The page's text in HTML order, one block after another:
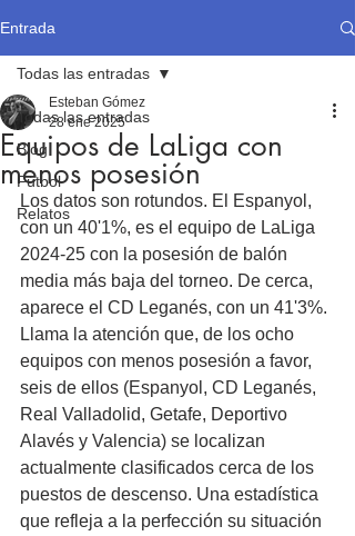
Entrada
Todas las entradas
Blog
Fútbol
Relatos
Todas las entradas
Equipos de LaLiga con
menos posesión
Esteban Gómez
28 ene 2025
Los datos son rotundos. El Espanyol,
con un 40'1%, es el equipo de LaLiga
2024-25 con la posesión de balón
media más baja del torneo. De cerca,
aparece el CD Leganés, con un 41'3%.
Llama la atención que, de los ocho
equipos con menos posesión a favor,
seis de ellos (Espanyol, CD Leganés,
Real Valladolid, Getafe, Deportivo
Alavés y Valencia) se localizan
actualmente clasificados cerca de los
puestos de descenso. Una estadística
que refleja a la perfección su situación